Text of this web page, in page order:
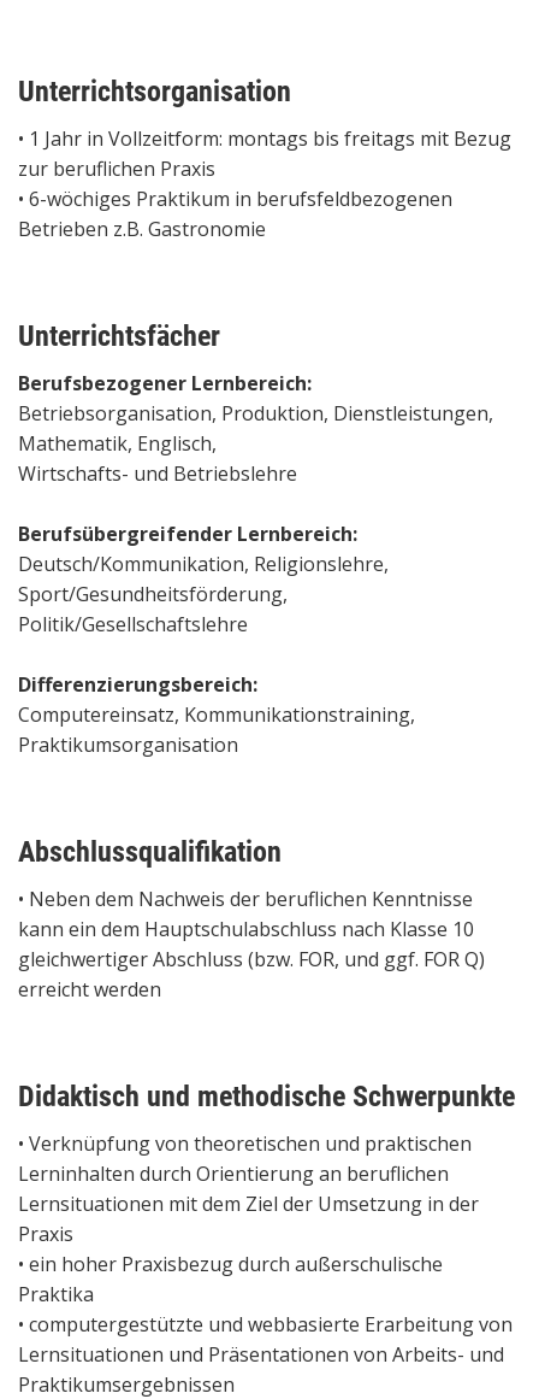
Unterrichtsorganisation
• 1 Jahr in Vollzeitform: montags bis freitags mit Bezug
zur beruflichen Praxis
• 6-wöchiges Praktikum in berufsfeldbezogenen
Betrieben z.B. Gastronomie
Unterrichtsfächer
Berufsbezogener Lernbereich:
Betriebsorganisation, Produktion, Dienstleistungen,
Mathematik, Englisch,
Wirtschafts- und Betriebslehre
Berufsübergreifender Lernbereich:
Deutsch/Kommunikation, Religionslehre,
Sport/Gesundheitsförderung,
Politik/Gesellschaftslehre
Differenzierungsbereich:
Computereinsatz, Kommunikationstraining,
Praktikumsorganisation
Abschlussqualifikation
• Neben dem Nachweis der beruflichen Kenntnisse
kann ein dem Hauptschulabschluss nach Klasse 10
gleichwertiger Abschluss (bzw. FOR, und ggf. FOR Q)
erreicht werden
Didaktisch und methodische Schwerpunkte
• Verknüpfung von theoretischen und praktischen
Lerninhalten durch Orientierung an beruflichen
Lernsituationen mit dem Ziel der Umsetzung in der
Praxis
• ein hoher Praxisbezug durch außerschulische
Praktika
• computergestützte und webbasierte Erarbeitung von
Lernsituationen und Präsentationen von Arbeits- und
Praktikumsergebnissen